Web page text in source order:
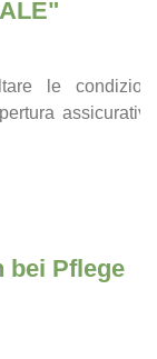
le condizioni
assicurativa
bei Pflege